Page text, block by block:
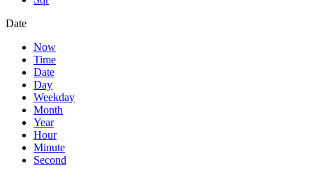
Date
Now
Time
Date
Day
Weekday
Month
Year
Hour
Minute
Second